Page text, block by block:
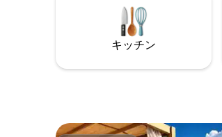
ットもご利用いただけます。 クリスマス
は1泊285ドルでご利用いただけます。
年の週はご利用いただけません。 Wi - Fiお
ンは追加料金でご利用いただけま
キッチン